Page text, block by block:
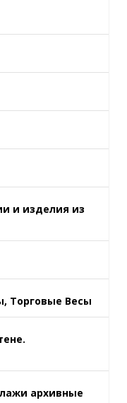
и изделия из
Торговые Весы
архивные